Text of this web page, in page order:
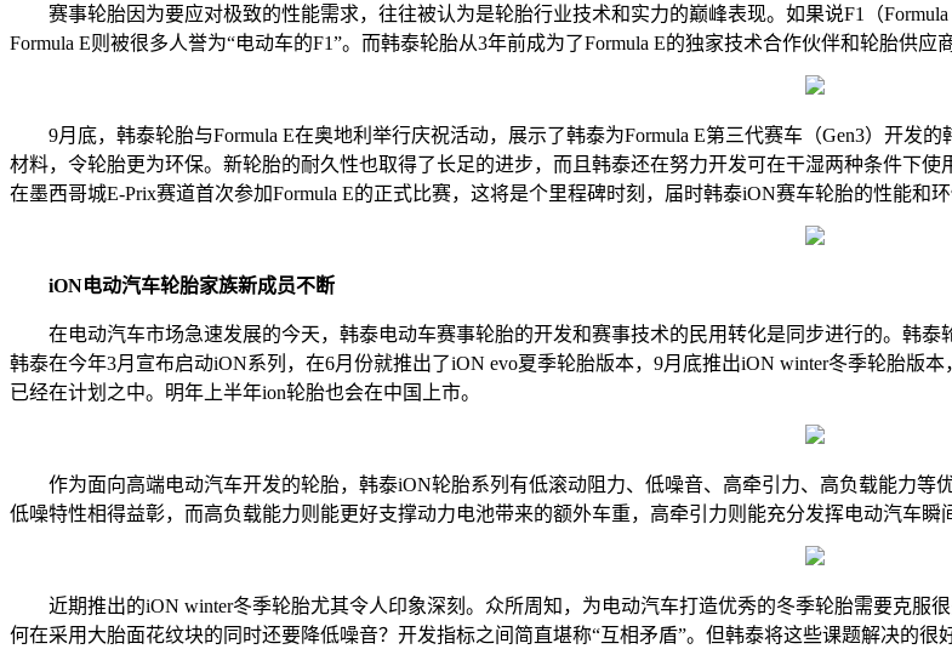
赛事轮胎因为要应对极致的性能需求，往往被认为是轮胎行业技术和实力的巅峰表现。如果说F1（
Formula E则被很多人誉为“电动车的F1”。而韩泰轮胎从3年前成为了Formula E的独家技术合作伙伴和轮胎供应
9月底，韩泰轮胎与Formula E在奥地利举行庆祝活动，展示了韩泰为Formula E第三代赛车（Gen3）开发
材料，令轮胎更为环保。新轮胎的耐久性也取得了长足的进步，而且韩泰还在努力开发可在干湿两种条件下使
在墨西哥城E-Prix赛道首次参加Formula E的正式比赛，这将是个里程碑时刻，届时韩泰iON赛车轮胎的性能和环
iON电动汽车轮胎家族新成员不断
在电动汽车市场急速发展的今天，韩泰电动车赛事轮胎的开发和赛事技术的民用转化是同步进行的。韩泰
韩泰在今年3月宣布启动iON系列，在6月份就推出了iON evo夏季轮胎版本，9月底推出iON winter冬季轮胎版
已经在计划之中。明年上半年ion轮胎也会在中国上市。
作为面向高端电动汽车开发的轮胎，韩泰iON轮胎系列有低滚动阻力、低噪音、高牵引力、高负载能力等
低噪特性相得益彰，而高负载能力则能更好支撑动力电池带来的额外车重，高牵引力则能充分发挥电动汽车瞬
近期推出的iON winter冬季轮胎尤其令人印象深刻。众所周知，为电动汽车打造优秀的冬季轮胎需要克服
何在采用大胎面花纹块的同时还要降低噪音？开发指标之间简直堪称“互相矛盾”。但韩泰将这些课题解决的